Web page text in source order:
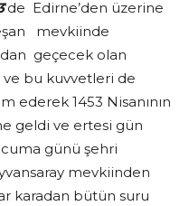
‘de Edirne’den üzerine
mevkiinde
geçecek olan
bu kuvvetleri de
ederek 1453 Nisanının
geldi ve ertesi gün
günü şehri
mevkiinden
karadan bütün suru